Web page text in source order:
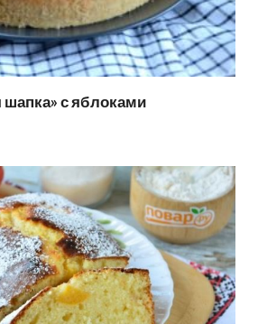
шапка» с яблоками